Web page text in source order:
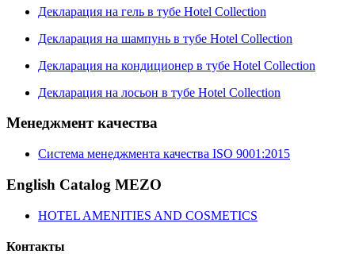
Декларация на гель в тубе Hotel Collection
Декларация на шампунь в тубе Hotel Collection
Декларация на кондиционер в тубе Hotel Collection
Декларация на лосьон в тубе Hotel Collection
Менеджмент качества
Система менеджмента качества ISO 9001:2015
English Catalog MEZO
HOTEL AMENITIES AND COSMETICS
Контакты